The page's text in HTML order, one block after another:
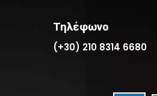
Τηλέφωνο
(+30) 210 8314 6680